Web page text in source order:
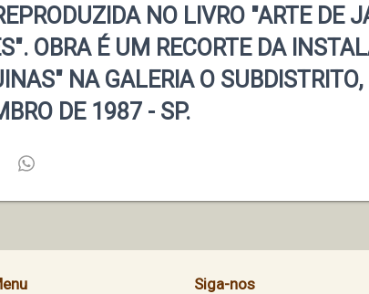
NO LIVRO "ARTE DE
OBRA É UM RECORTE DA
NA GALERIA O SUBDISTRITO,
DE 1987 - SP.
Siga-nos